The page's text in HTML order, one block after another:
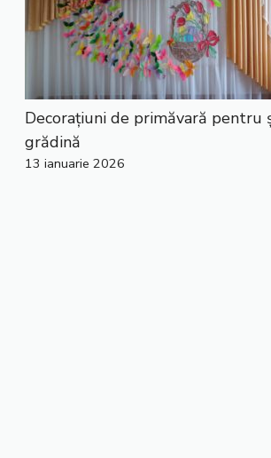
Decorațiuni de primăvară pentru
grădină
13 ianuarie 2026